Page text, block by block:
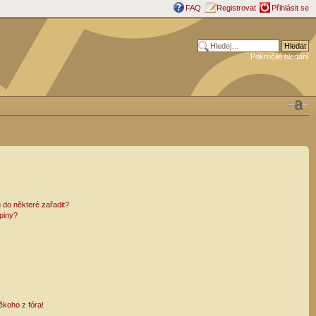
FAQ Registrovat Přihlásit se
Pokročilé hledání
do některé zařadit?
z fóra!